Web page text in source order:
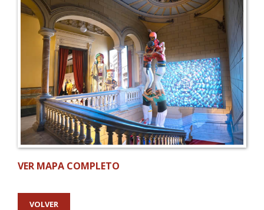
VER MAPA COMPLETO
VOLVER